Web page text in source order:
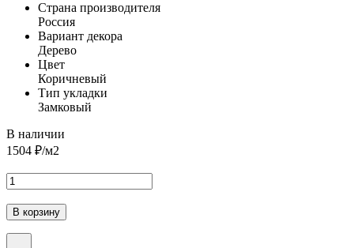
Страна производителя
Россия
Вариант декора
Дерево
Цвет
Коричневый
Тип укладки
Замковый
В наличии
1504 ₽/м2